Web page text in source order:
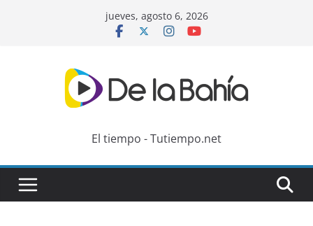
jueves, agosto 6, 2026
El tiempo - Tutiempo.net